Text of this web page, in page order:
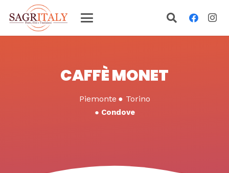
CAFFÈ MONET
Piemonte ● Torino
● Condove